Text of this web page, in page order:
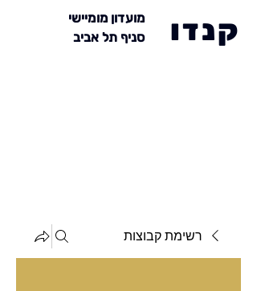
מועדון מומיישי
סניף תל אביב
קנדו
רשימת קבוצות